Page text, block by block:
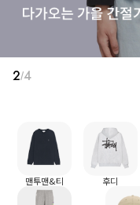
2/4
맨투맨&티 후디